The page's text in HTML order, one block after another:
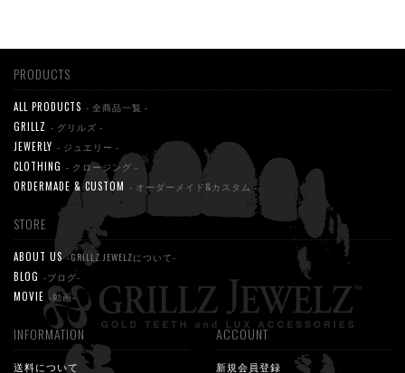
PRODUCTS
ALL PRODUCTS - 全商品一覧 -
GRILLZ - グリルズ -
JEWERLY - ジュエリー -
CLOTHING - クロージング -
ORDERMADE & CUSTOM - オーダーメイド&カスタム -
STORE
ABOUT US -GRILLZ JEWELZについて-
BLOG -ブログ-
MOVIE -動画-
INFORMATION
送料について
ACCOUNT
新規会員登録